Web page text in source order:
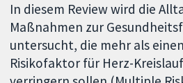
In diesem Review wird die
Maßnahmen zur
untersucht, die mehr als
Risikofaktor für Herz-